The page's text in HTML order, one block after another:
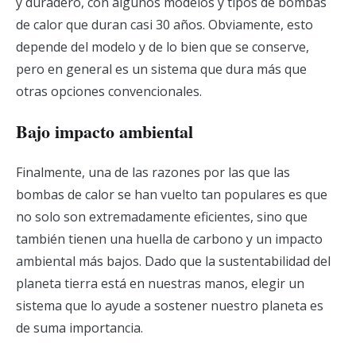
de calor que duran casi 30 años. Obviamente, esto
depende del modelo y de lo bien que se conserve,
pero en general es un sistema que dura más que
otras opciones convencionales.
Bajo impacto ambiental
Finalmente, una de las razones por las que las
bombas de calor se han vuelto tan populares es que
no solo son extremadamente eficientes, sino que
también tienen una huella de carbono y un impacto
ambiental más bajos. Dado que la sustentabilidad del
planeta tierra está en nuestras manos, elegir un
sistema que lo ayude a sostener nuestro planeta es
de suma importancia.